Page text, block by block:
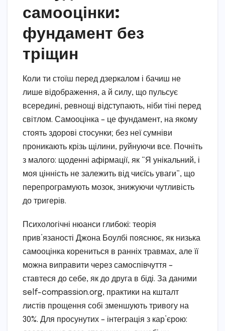
самооцінки:
фундамент без
тріщин
Коли ти стоїш перед дзеркалом і бачиш не
лише відображення, а й силу, що пульсує
всередині, ревнощі відступають, ніби тіні перед
світлом. Самооцінка – це фундамент, на якому
стоять здорові стосунки; без неї сумніви
проникають крізь щілини, руйнуючи все. Почніть
з малого: щоденні афірмації, як “Я унікальний, і
моя цінність не залежить від чиєїсь уваги”, що
перепрограмують мозок, знижуючи чутливість
до тригерів.
Психологічні нюанси глибокі: теорія
прив’язаності Джона Боулбі пояснює, як низька
самооцінка корениться в ранніх травмах, але її
можна виправити через самоспівчуття –
ставтеся до себе, як до друга в біді. За даними
self-compassion.org, практики на кшталт
листів прощення собі зменшують тривогу на
30%. Для просунутих – інтеграція з кар’єрою: